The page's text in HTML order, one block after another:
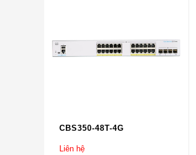
CBS350-48T-4G
Liên hệ